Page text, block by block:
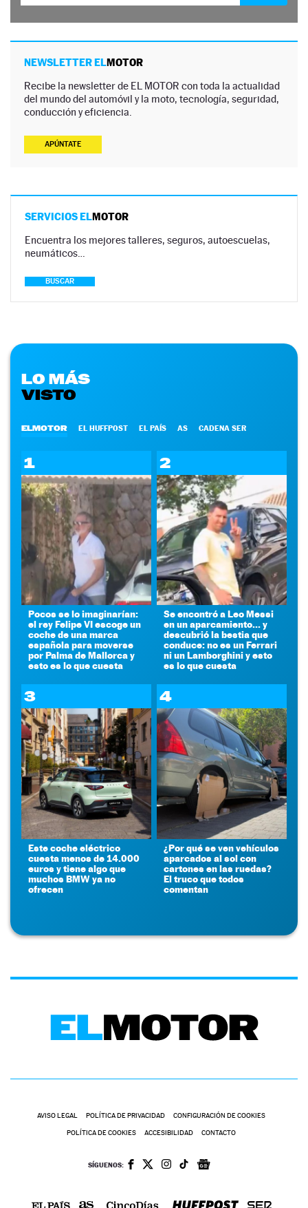
NEWSLETTER ELMOTOR
Recibe la newsletter de EL MOTOR con toda la actualidad
del mundo del automóvil y la moto, tecnología, seguridad,
conducción y eficiencia.
APÚNTATE
SERVICIOS ELMOTOR
Encuentra los mejores talleres, seguros, autoescuelas,
neumáticos…
BUSCAR
LO MÁS
VISTO
ELMOTOR EL HUFFPOST EL PAÍS AS CADENA SER
1
Pocos se lo imaginarían:
el rey Felipe VI escoge un
coche de una marca
española para moverse
por Palma de Mallorca y
esto es lo que cuesta
2
Se encontró a Leo Messi
en un aparcamiento... y
descubrió la bestia que
conduce: no es un Ferrari
ni un Lamborghini y esto
es lo que cuesta
3
Este coche eléctrico
cuesta menos de 14.000
euros y tiene algo que
muchos BMW ya no
ofrecen
4
¿Por qué se ven vehículos
aparcados al sol con
cartones en las ruedas?
El truco que todos
comentan
AVISO LEGAL POLÍTICA DE PRIVACIDAD CONFIGURACIÓN DE COOKIES
POLÍTICA DE COOKIES ACCESIBILIDAD CONTACTO
SÍGUENOS: